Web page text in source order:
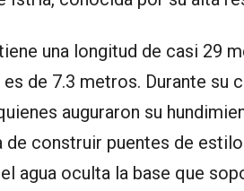
una longitud de casi 29
es de 7.3 metros. Durante
auguraron su
de construir puentes de
agua oculta la base que